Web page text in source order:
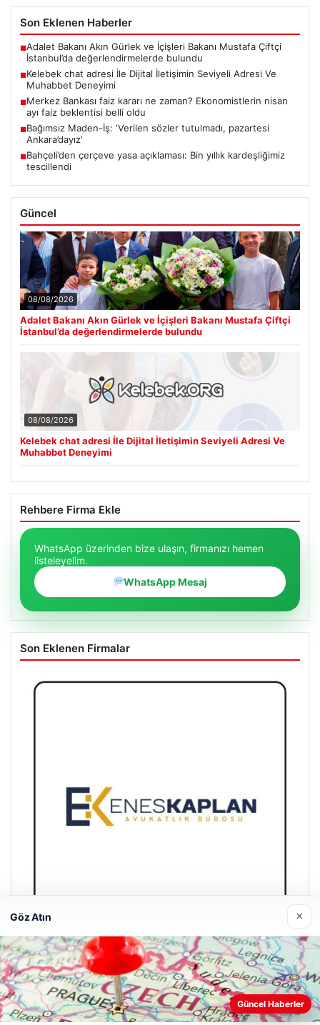
Son Eklenen Haberler
■Adalet Bakanı Akın Gürlek ve İçişleri Bakanı Mustafa Çiftçi
İstanbul’da değerlendirmelerde bulundu
■Kelebek chat adresi İle Dijital İletişimin Seviyeli Adresi Ve
Muhabbet Deneyimi
■Merkez Bankası faiz kararı ne zaman? Ekonomistlerin nisan
ayı faiz beklentisi belli oldu
■Bağımsız Maden-İş: ‘Verilen sözler tutulmadı, pazartesi
Ankara’dayız’
■Bahçeli’den çerçeve yasa açıklaması: Bin yıllık kardeşliğimiz
tescillendi
Güncel
08/08/2026
Adalet Bakanı Akın Gürlek ve İçişleri Bakanı Mustafa Çiftçi
İstanbul’da değerlendirmelerde bulundu
08/08/2026
Kelebek chat adresi İle Dijital İletişimin Seviyeli Adresi Ve
Muhabbet Deneyimi
Rehbere Firma Ekle
WhatsApp üzerinden bize ulaşın, firmanızı hemen
listeleyelim.
WhatsApp Mesaj
Son Eklenen Firmalar
Enes Kaplan Avukatlık Bürosu
28/04/2026
Göz Atın ×
Güncel Haberler